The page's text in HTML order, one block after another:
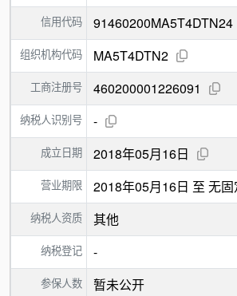
信用代码 91460200MA5T4DTN24
组织机构代码 MA5T4DTN2
工商注册号 460200001226091
纳税人识别号 -
成立日期 2018年05月16日
营业期限 2018年05月16日 至 无
纳税人资质 其他
纳税登记 -
参保人数 暂未公开